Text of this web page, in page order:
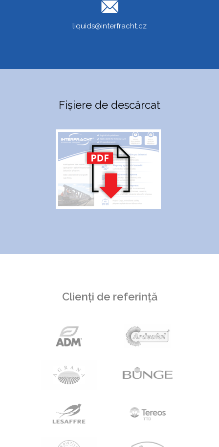
liquids@interfracht.cz
Fișiere de descărcat
Clienți de referință